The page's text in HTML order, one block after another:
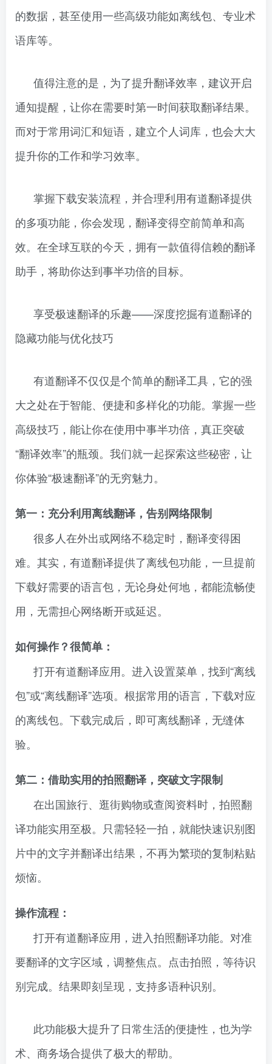
的数据，甚至使用一些高级功能如离线包、专业术
语库等。
值得注意的是，为了提升翻译效率，建议开启
通知提醒，让你在需要时第一时间获取翻译结果。
而对于常用词汇和短语，建立个人词库，也会大大
提升你的工作和学习效率。
掌握下载安装流程，并合理利用有道翻译提供
的多项功能，你会发现，翻译变得空前简单和高
效。在全球互联的今天，拥有一款值得信赖的翻译
助手，将助你达到事半功倍的目标。
享受极速翻译的乐趣——深度挖掘有道翻译的
隐藏功能与优化技巧
有道翻译不仅仅是个简单的翻译工具，它的强
大之处在于智能、便捷和多样化的功能。掌握一些
高级技巧，能让你在使用中事半功倍，真正突破
“翻译效率”的瓶颈。我们就一起探索这些秘密，让
你体验“极速翻译”的无穷魅力。
第一：充分利用离线翻译，告别网络限制
很多人在外出或网络不稳定时，翻译变得困
难。其实，有道翻译提供了离线包功能，一旦提前
下载好需要的语言包，无论身处何地，都能流畅使
用，无需担心网络断开或延迟。
如何操作？很简单：
打开有道翻译应用。进入设置菜单，找到“离线
包”或“离线翻译”选项。根据常用的语言，下载对应
的离线包。下载完成后，即可离线翻译，无缝体
验。
第二：借助实用的拍照翻译，突破文字限制
在出国旅行、逛街购物或查阅资料时，拍照翻
译功能实用至极。只需轻轻一拍，就能快速识别图
片中的文字并翻译出结果，不再为繁琐的复制粘贴
烦恼。
操作流程：
打开有道翻译应用，进入拍照翻译功能。对准
要翻译的文字区域，调整焦点。点击拍照，等待识
别完成。结果即刻呈现，支持多语种识别。
此功能极大提升了日常生活的便捷性，也为学
术、商务场合提供了极大的帮助。